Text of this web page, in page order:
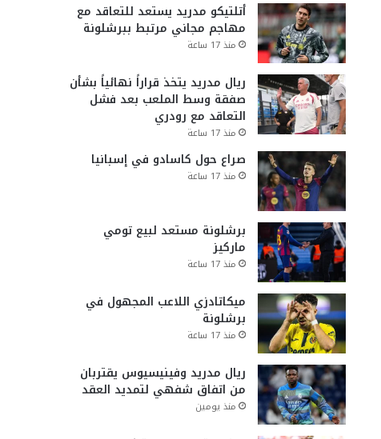
أتلتيكو مدريد يستعد للتعاقد مع
مهاجم مجاني مرتبط ببرشلونة
منذ 17 ساعة
ريال مدريد يتخذ قراراً نهائياً بشأن
صفقة وسط الملعب بعد فشل
التعاقد مع رودري
منذ 17 ساعة
صراع حول كاسادو في إسبانيا
منذ 17 ساعة
برشلونة مستعد لبيع تومي
ماركيز
منذ 17 ساعة
ميكاتادزي اللاعب المجهول في
برشلونة
منذ 17 ساعة
ريال مدريد وفينيسيوس يقتربان
من اتفاق شفهي لتمديد العقد
منذ يومين